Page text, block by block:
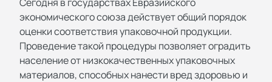
экономического союза действует общий порядок
оценки соответствия упаковочной продукции.
Проведение такой процедуры позволяет оградить
население от низкокачественных упаковочных
материалов, способных нанести вред здоровью и